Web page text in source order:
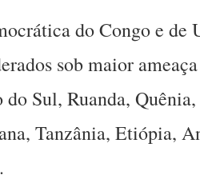
do Congo e de
sob maior
do Sul, Ruanda,
Tanzânia, Etiópia,